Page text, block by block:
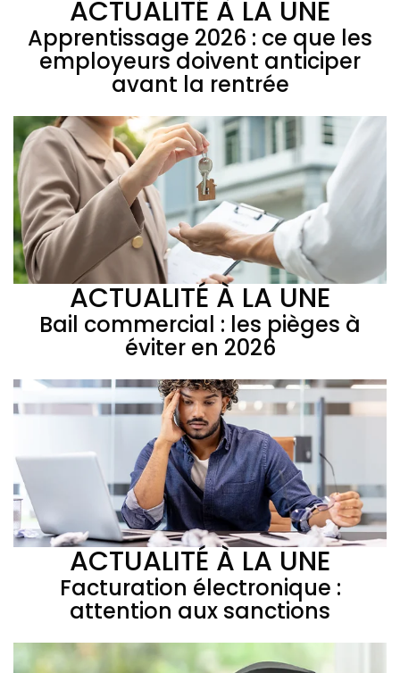
ACTUALITÉ À LA UNE
Apprentissage 2026 : ce que les
employeurs doivent anticiper
avant la rentrée
ACTUALITÉ À LA UNE
Bail commercial : les pièges à
éviter en 2026
ACTUALITÉ À LA UNE
Facturation électronique :
attention aux sanctions